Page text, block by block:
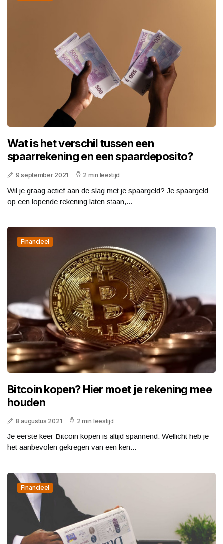
Wat is het verschil tussen een
spaarrekening en een spaardeposito?
9 september 2021 2 min leestijd
Wil je graag actief aan de slag met je spaargeld? Je spaargeld
op een lopende rekening laten staan,...
Financieel
Bitcoin kopen? Hier moet je rekening mee
houden
8 augustus 2021 2 min leestijd
Je eerste keer Bitcoin kopen is altijd spannend. Wellicht heb je
het aanbevolen gekregen van een ken...
Financieel